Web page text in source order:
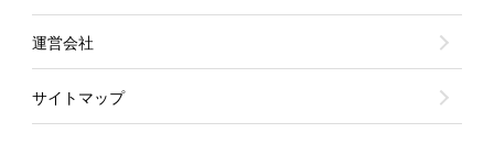
運営会社
サイトマップ